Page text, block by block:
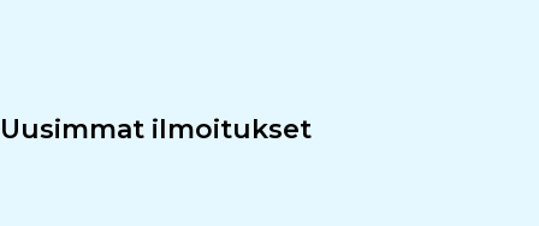
Uusimmat ilmoitukset